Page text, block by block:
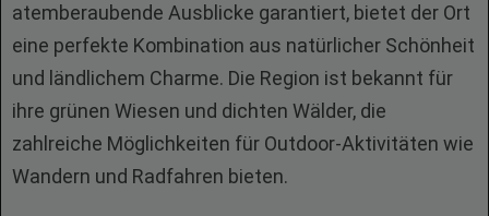
atemberaubende Ausblicke garantiert, bietet der Ort
eine perfekte Kombination aus natürlicher Schönheit
und ländlichem Charme. Die Region ist bekannt für
ihre grünen Wiesen und dichten Wälder, die
zahlreiche Möglichkeiten für Outdoor-Aktivitäten wie
Wandern und Radfahren bieten.